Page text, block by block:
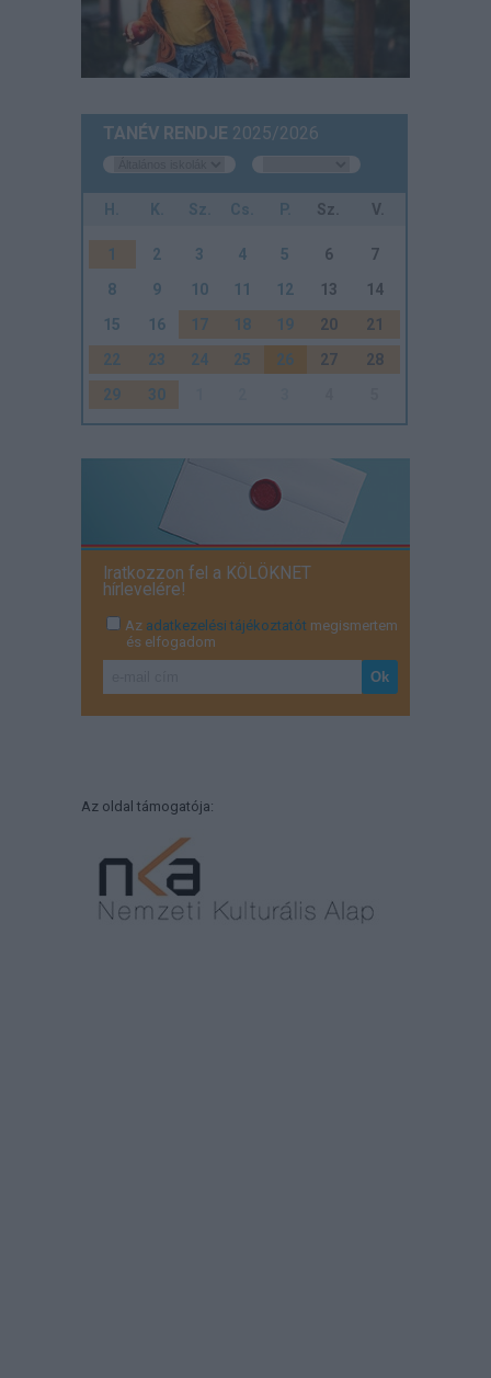
TANÉV RENDJE 2025/2026
H. K. Sz. Cs. P. Sz. V.
1 2 3 4 5 6
7
8
9 10 11 12 13
14
15
16 17 18 19 20
21
22
23 24 25 26 27
28
29
30
Iratkozzon fel a KÖLÖKNET
hírlevelére!
Az adatkezelési tájékoztatót megismertem
és elfogadom
Az oldal támogatója: